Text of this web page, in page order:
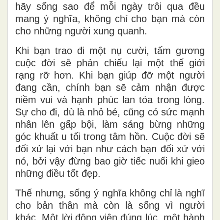
hãy sống sao để mỗi ngày trôi qua đều
mang ý nghĩa, không chỉ cho bạn mà còn
cho những người xung quanh.
Khi bạn trao đi một nụ cười, tấm gương
cuộc đời sẽ phản chiếu lại một thế giới
rạng rỡ hơn. Khi bạn giúp đỡ một người
đang cần, chính bạn sẽ cảm nhận được
niềm vui và hạnh phúc lan tỏa trong lòng.
Sự cho đi, dù là nhỏ bé, cũng có sức mạnh
nhân lên gấp bội, làm sáng bừng những
góc khuất u tối trong tâm hồn. Cuộc đời sẽ
đối xử lại với bạn như cách bạn đối xử với
nó, bởi vậy đừng bao giờ tiếc nuối khi gieo
những điều tốt đẹp.
Thế nhưng, sống ý nghĩa không chỉ là nghĩ
cho bản thân mà còn là sống vì người
khác. Một lời động viên đúng lúc, một hành